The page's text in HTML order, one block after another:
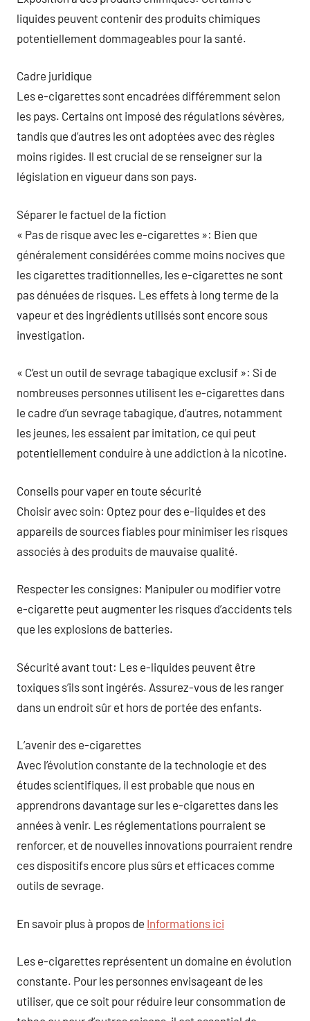
liquides peuvent contenir des produits chimiques
potentiellement dommageables pour la santé.
Cadre juridique
Les e-cigarettes sont encadrées différemment selon
les pays. Certains ont imposé des régulations sévères,
tandis que d’autres les ont adoptées avec des règles
moins rigides. Il est crucial de se renseigner sur la
législation en vigueur dans son pays.
Séparer le factuel de la fiction
« Pas de risque avec les e-cigarettes »: Bien que
généralement considérées comme moins nocives que
les cigarettes traditionnelles, les e-cigarettes ne sont
pas dénuées de risques. Les effets à long terme de la
vapeur et des ingrédients utilisés sont encore sous
investigation.
« C’est un outil de sevrage tabagique exclusif »: Si de
nombreuses personnes utilisent les e-cigarettes dans
le cadre d’un sevrage tabagique, d’autres, notamment
les jeunes, les essaient par imitation, ce qui peut
potentiellement conduire à une addiction à la nicotine.
Conseils pour vaper en toute sécurité
Choisir avec soin: Optez pour des e-liquides et des
appareils de sources fiables pour minimiser les risques
associés à des produits de mauvaise qualité.
Respecter les consignes: Manipuler ou modifier votre
e-cigarette peut augmenter les risques d’accidents tels
que les explosions de batteries.
Sécurité avant tout: Les e-liquides peuvent être
toxiques s’ils sont ingérés. Assurez-vous de les ranger
dans un endroit sûr et hors de portée des enfants.
L’avenir des e-cigarettes
Avec l’évolution constante de la technologie et des
études scientifiques, il est probable que nous en
apprendrons davantage sur les e-cigarettes dans les
années à venir. Les réglementations pourraient se
renforcer, et de nouvelles innovations pourraient rendre
ces dispositifs encore plus sûrs et efficaces comme
outils de sevrage.
En savoir plus à propos de Informations ici
Les e-cigarettes représentent un domaine en évolution
constante. Pour les personnes envisageant de les
utiliser, que ce soit pour réduire leur consommation de